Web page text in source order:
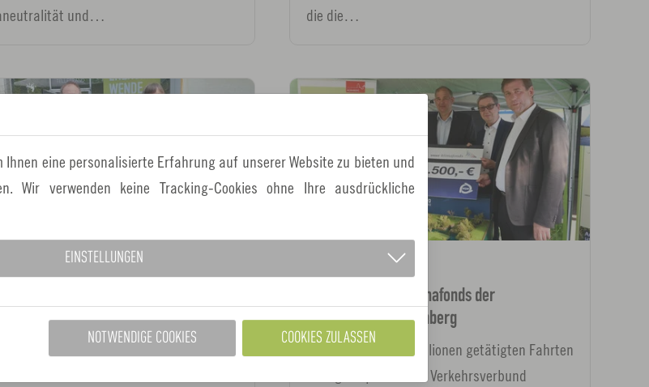
und…
die die…
Klimaschutz
Nürnberg müssen schneller
um die Klimaziele zu erreichen
egon unterstützt Klimafonds der
Metropolregion Nürnberg
Anlässlich von 1,5 Millionen getätigten Fahrten
mit egon spendet der Verkehrsverbund
Ihnen eine personalisierte Erfahrung auf unserer Website zu bieten und
Wir verwenden keine Tracking-Cookies ohne Ihre ausdrückliche
EINSTELLUNGEN
NOTWENDIGE COOKIES COOKIES ZULASSEN